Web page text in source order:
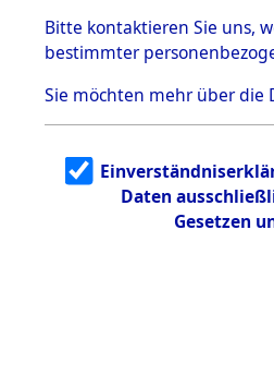
5.3.1 Alliierte
Erhebungen
zu
Todesmärsch
en
5.3.2
g
5.3.3
Todesmärsch
Bitte kontaktieren Sie uns,
bestimmter
Sie möchten mehr über die
Daten
Gesetzen